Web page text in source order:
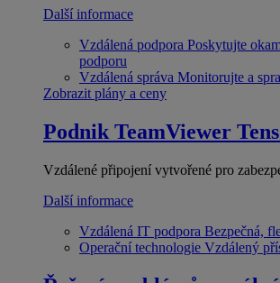
Další informace
Vzdálená podpora Poskytujte
podporu
Vzdálená správa Monitorujte a
Zobrazit plány a ceny
Podnik TeamViewer
Vzdálené připojení vytvořené pro
Další informace
Vzdálená IT podpora Bezpečná,
Operační technologie Vzdálený